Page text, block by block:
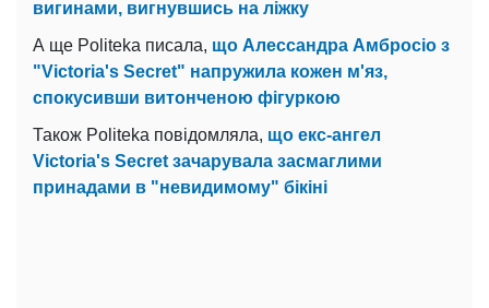
вигинами, вигнувшись на ліжку
А ще Politeka писала, що Алессандра Амбросіо з
"Victoria's Secret" напружила кожен м'яз,
спокусивши витонченою фігуркою
Також Politeka повідомляла, що екс-ангел
Victoria's Secret зачарувала засмаглими
принадами в "невидимому" бікіні